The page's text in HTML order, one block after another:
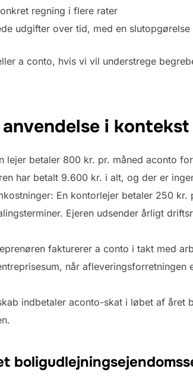
regning i flere rater
udgifter over tid, med en
a conto, hvis vi vil understrege
i kontekst
lejer betaler 800 kr. pr. måned aconto
har betalt 9.600 kr. i alt, og der er
En kontorlejer betaler 250
Ejeren udsender årligt
fakturerer a conto i takt med
når
indbetaler aconto-skat i løbet af året